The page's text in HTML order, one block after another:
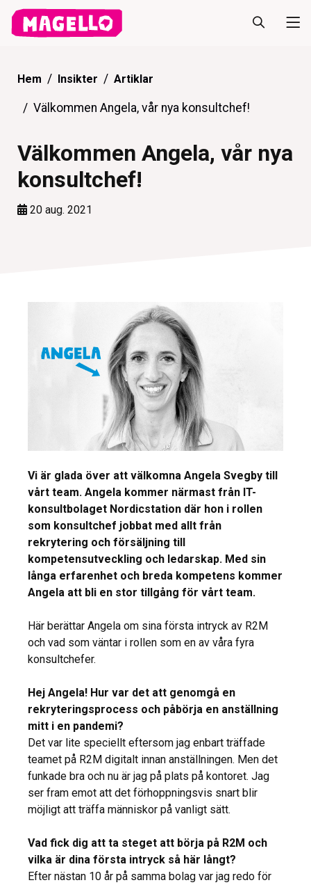
Hem Insikter Artiklar
Välkommen Angela, vår nya konsultchef!
Välkommen Angela, vår nya
konsultchef!
20 aug. 2021
Vi är glada över att välkomna Angela Svegby till
vårt team. Angela kommer närmast från IT-
konsultbolaget Nordicstation där hon i rollen
som konsultchef jobbat med allt från
rekrytering och försäljning till
kompetensutveckling och ledarskap. Med sin
långa erfarenhet och breda kompetens kommer
Angela att bli en stor tillgång för vårt team.
Här berättar Angela om sina första intryck av R2M
och vad som väntar i rollen som en av våra fyra
konsultchefer.
Hej Angela! Hur var det att genomgå en
rekryteringsprocess och påbörja en anställning
mitt i en pandemi?
Det var lite speciellt eftersom jag enbart träffade
teamet på R2M digitalt innan anställningen. Men det
funkade bra och nu är jag på plats på kontoret. Jag
ser fram emot att det förhoppningsvis snart blir
möjligt att träffa människor på vanligt sätt.
Vad fick dig att ta steget att börja på R2M och
vilka är dina första intryck så här långt?
Efter nästan 10 år på samma bolag var jag redo för